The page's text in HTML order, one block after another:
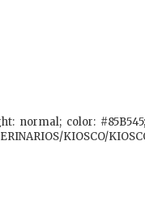
normal; color:
KIOSCO/